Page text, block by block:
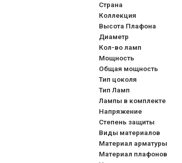
Страна
Коллекция
Высота Плафона
Диаметр
Кол-во ламп
Мощность
Общая мощность
Тип цоколя
Тип Ламп
Лампы в комплекте
Напряжение
Степень защиты
Виды материалов
Материал арматуры
Материал плафонов